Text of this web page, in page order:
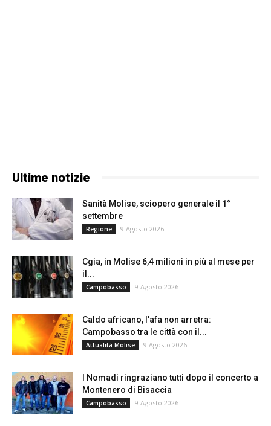
Ultime notizie
Sanità Molise, sciopero generale il 1°
settembre
Regione 9 Agosto 2026
Cgia, in Molise 6,4 milioni in più al mese per
il...
Campobasso 9 Agosto 2026
Caldo africano, l’afa non arretra:
Campobasso tra le città con il...
Attualità Molise 9 Agosto 2026
I Nomadi ringraziano tutti dopo il concerto a
Montenero di Bisaccia
Campobasso 9 Agosto 2026